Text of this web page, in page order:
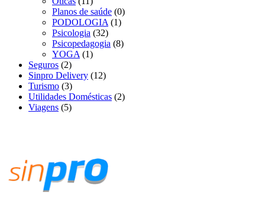
Planos de saúde (0)
PODOLOGIA (1)
Psicologia (32)
Psicopedagogia (8)
YOGA (1)
Seguros (2)
Sinpro Delivery (12)
Turismo (3)
Utilidades Domésticas (2)
Viagens (5)